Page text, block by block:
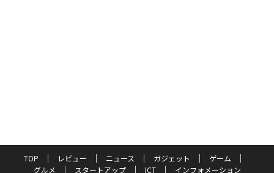
TOP レビュー ニュース ガジェット
ゲーム
グルメ
スタートアップ ICT インフォメーション